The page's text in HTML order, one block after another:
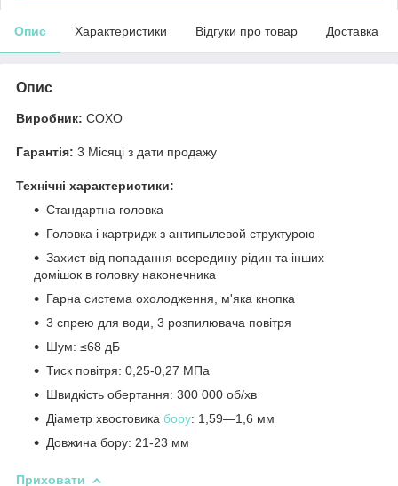
Опис Характеристики Відгуки про товар Доставка
Опис
Виробник: COXO
Гарантія: 3 Місяці з дати продажу
Технічні характеристики:
Стандартна головка
Головка і картридж з антипылевой структурою
Захист від попадання всередину рідин та інших
домішок в головку наконечника
Гарна система охолодження, м'яка кнопка
3 спрею для води, 3 розпилювача повітря
Шум: ≤68 дБ
Тиск повітря: 0,25-0,27 МПа
Швидкість обертання: 300 000 об/хв
Діаметр хвостовика бору: 1,59—1,6 мм
Довжина бору: 21-23 мм
Приховати